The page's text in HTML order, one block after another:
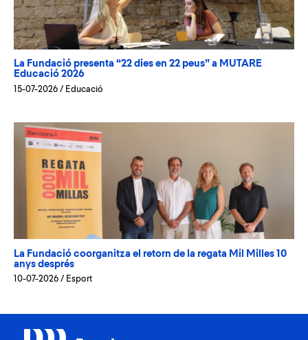
La Fundació presenta “22 dies en 22 peus” a MUTARE
Educació 2026
15-07-2026 / Educació
La Fundació coorganitza el retorn de la regata Mil Milles 10
anys després
10-07-2026 / Esport